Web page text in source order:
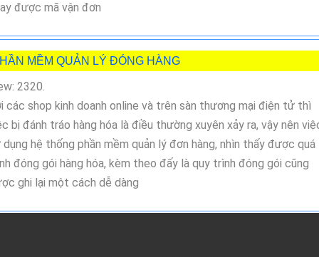
được mã vận đơn
MỀM QUẢN LÝ ĐÓNG HÀNG
2320.
các shop kinh doanh online và trên sàn thương mại điện tử thì
bị đánh tráo hàng hóa là điều thường xuyên xảy ra, vậy nên
dụng hệ thống phần mềm quản lý đơn hàng, nhìn thấy được quá
đóng gói hàng hóa, kèm theo đấy là quy trình đóng gói cũng
ghi lại một cách dễ dàng